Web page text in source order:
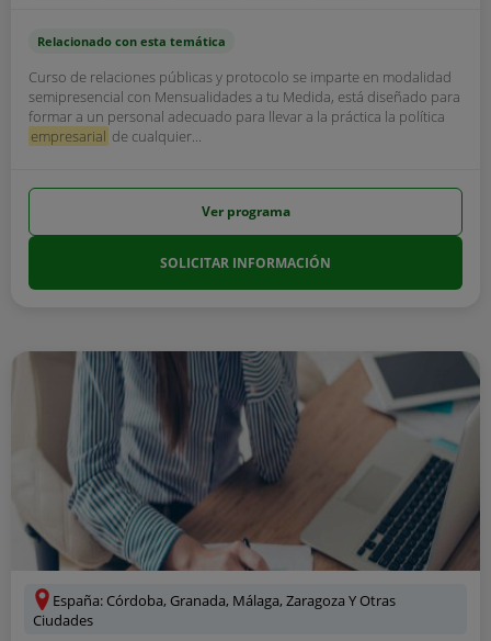
Relacionado con esta temática
Curso de relaciones públicas y protocolo se imparte en modalidad
semipresencial con Mensualidades a tu Medida, está diseñado para
formar a un personal adecuado para llevar a la práctica la política
empresarial de cualquier...
Ver programa
SOLICITAR INFORMACIÓN
España: Córdoba, Granada, Málaga, Zaragoza Y Otras
Ciudades